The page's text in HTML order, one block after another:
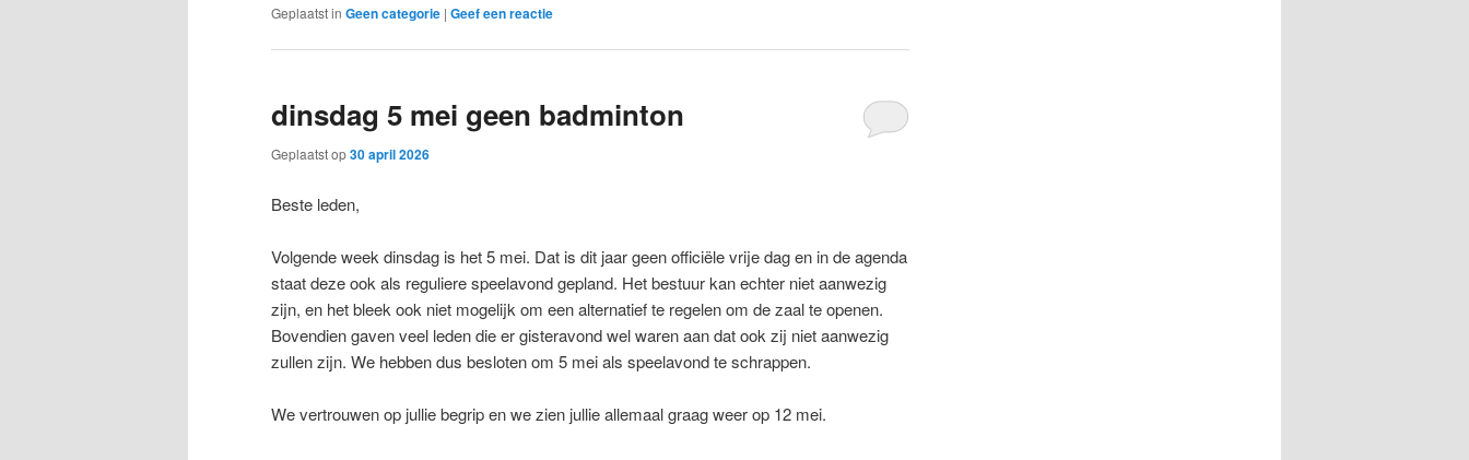
Geplaatst in Geen categorie | Geef een reactie
dinsdag 5 mei geen badminton
Geplaatst op30 april 2026
Beste leden,
Volgende week dinsdag is het 5 mei. Dat is dit jaar geen officiële vrije dag en in de agenda
staat deze ook als reguliere speelavond gepland. Het bestuur kan echter niet aanwezig
zijn, en het bleek ook niet mogelijk om een alternatief te regelen om de zaal te openen.
Bovendien gaven veel leden die er gisteravond wel waren aan dat ook zij niet aanwezig
zullen zijn. We hebben dus besloten om 5 mei als speelavond te schrappen.
We vertrouwen op jullie begrip en we zien jullie allemaal graag weer op 12 mei.